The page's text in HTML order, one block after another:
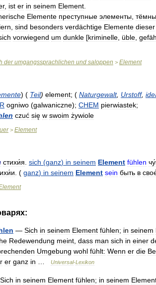
, ist er in seinem Element
Elemente преступные элементы
sind besonders verdächtige Elemente dieser
vorwiegend um dunkle [kriminelle üble
der umgangssprachlichen und saloppen > Element
) ( Teil) element; ( Naturgewalt, Urstoff,
ogniwo (galwaniczne); CHEM pierwiastek;
czuć się w swoim żywiole
> Element
стихи́я sich (ganz) in seinem Element fühlen
. ( ganz) in seinem Element sein быть в
— Sich in seinem Element fühlen; in seinem
Redewendung meint dass man sich in einer
Umgebung wohl fühlt: Wenn er die
er ganz in Universal-Lexikon
Sich in seinem Element fühlen; in seinem